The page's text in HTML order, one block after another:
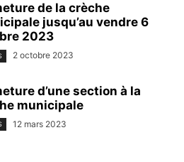
de la crèche
jusqu’au vendre 6
2023
2 octobre 2023
d’une section à la
municipale
12 mars 2023